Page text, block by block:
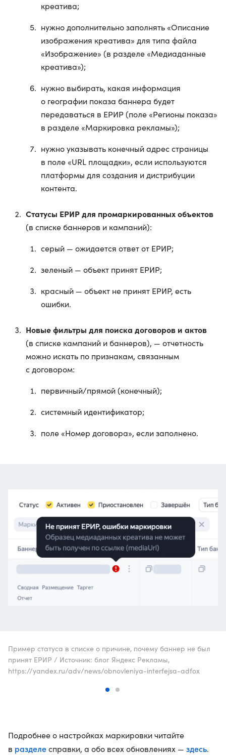
креатива;
нужно дополнительно заполнять «Описание
изображения креатива» для типа файла
«Изображение» (в разделе «Медиаданные
креатива»);
нужно выбирать, какая информация
о географии показа баннера будет
передаваться в ЕРИР (поле «Регионы показа»
в разделе «Маркировка рекламы»);
нужно указывать конечный адрес страницы
в поле «URL площадки», если используются
платформы для создания и дистрибуции
контента.
Статусы ЕРИР для промаркированных объектов
(в списке баннеров и кампаний):
серый — ожидается ответ от ЕРИР;
зеленый — объект принят ЕРИР;
красный — объект не принят ЕРИР, есть
ошибки.
Новые фильтры для поиска договоров и актов
(в списке кампаний и баннеров), — отчетность
можно искать по признакам, связанным
с договором:
первичный/прямой (конечный);
системный идентификатор;
поле «Номер договора», если заполнено.
Пример статуса в списке о причине, почему баннер не был
принят ЕРИР / Источник: блог Яндекс Рекламы,
https://yandex.ru/adv/news/obnovleniya-interfejsa-adfox
Подробнее о настройках маркировки читайте
в разделесправки, а обо всех обновлениях — здесь.